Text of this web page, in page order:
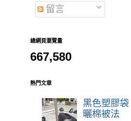
留言
總網頁瀏覽量
667,580
熱門文章
黑色塑膠袋
曬棉被法